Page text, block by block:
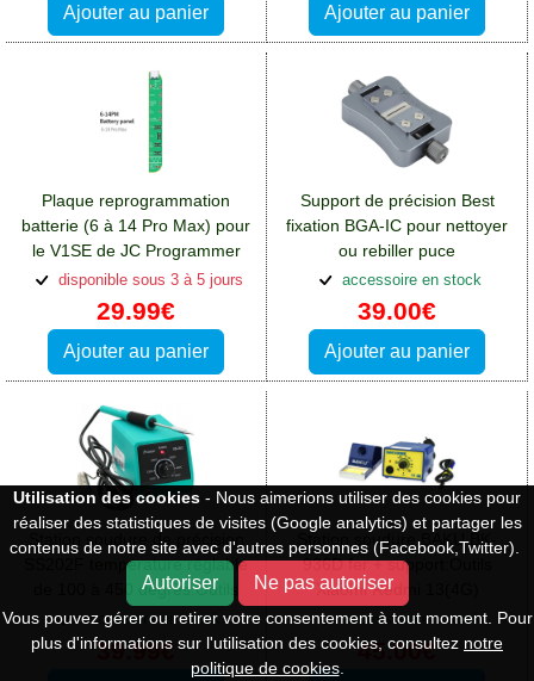
Ajouter au panier Ajouter au panier
Plaque reprogrammation
batterie (6 à 14 Pro Max) pour
le V1SE de JC Programmer
JCID:Outils Xiaomi Redmi
13(4G)
disponible sous 3 à 5 jours
29.99€
Ajouter au panier
Support de précision Best
fixation BGA-IC pour nettoyer
ou rebiller puce
électronique:Outils Xiaomi
Redmi 13(4G)
accessoire en stock
39.00€
Ajouter au panier
Station soudure de précision
SS202F température réglable
de 100 à 450 degrés:Outils
Xiaomi Redmi 13(4G)
accessoire en stock
39.99€
Station soudure BAKU BK-
936D fer + support:Outils
Xiaomi Redmi 13(4G)
accessoire en stock
45.00€
Utilisation des cookies - Nous aimerions utiliser des cookies pour
réaliser des statistiques de visites (Google analytics) et partager les
contenus de notre site avec d'autres personnes (Facebook,Twitter).
Autoriser Ne pas autoriser
Vous pouvez gérer ou retirer votre consentement à tout moment. Pour
plus d'informations sur l'utilisation des cookies, consultez notre
politique de cookies.